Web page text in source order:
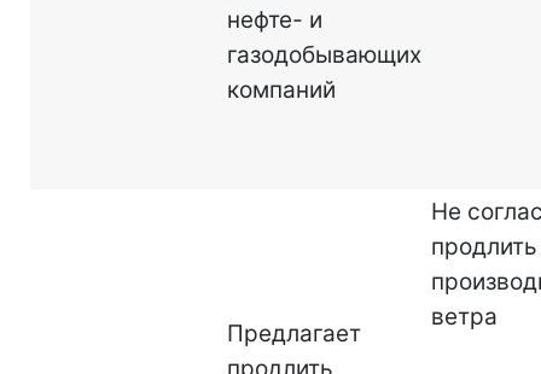
нефте- и
газодобывающих
компаний
Предлагает
Не
ветра